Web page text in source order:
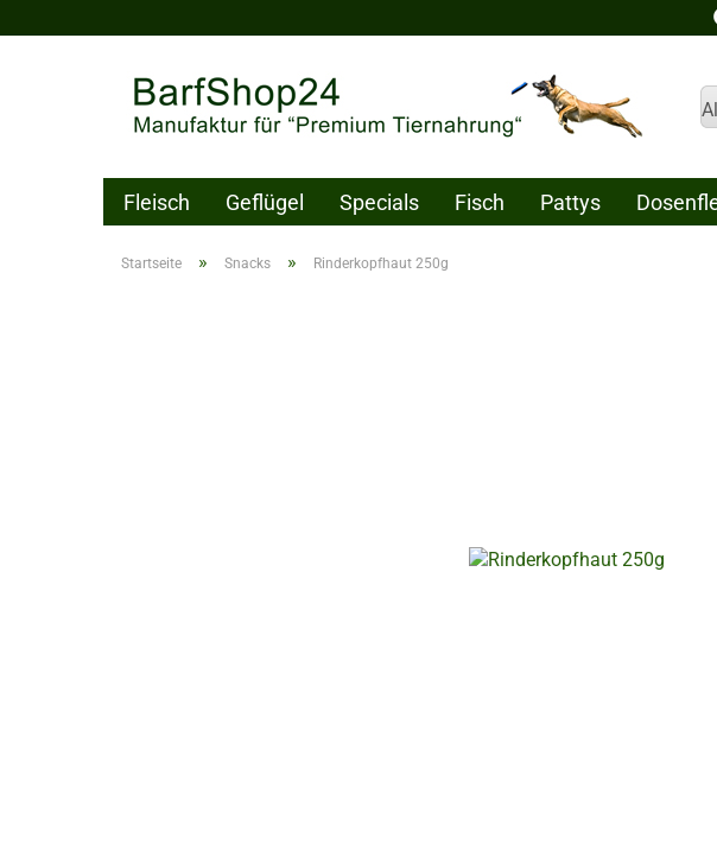
Fleisch Geflügel Specials Fisch Pattys
Startseite » Snacks » Rinderkopfhaut 250g